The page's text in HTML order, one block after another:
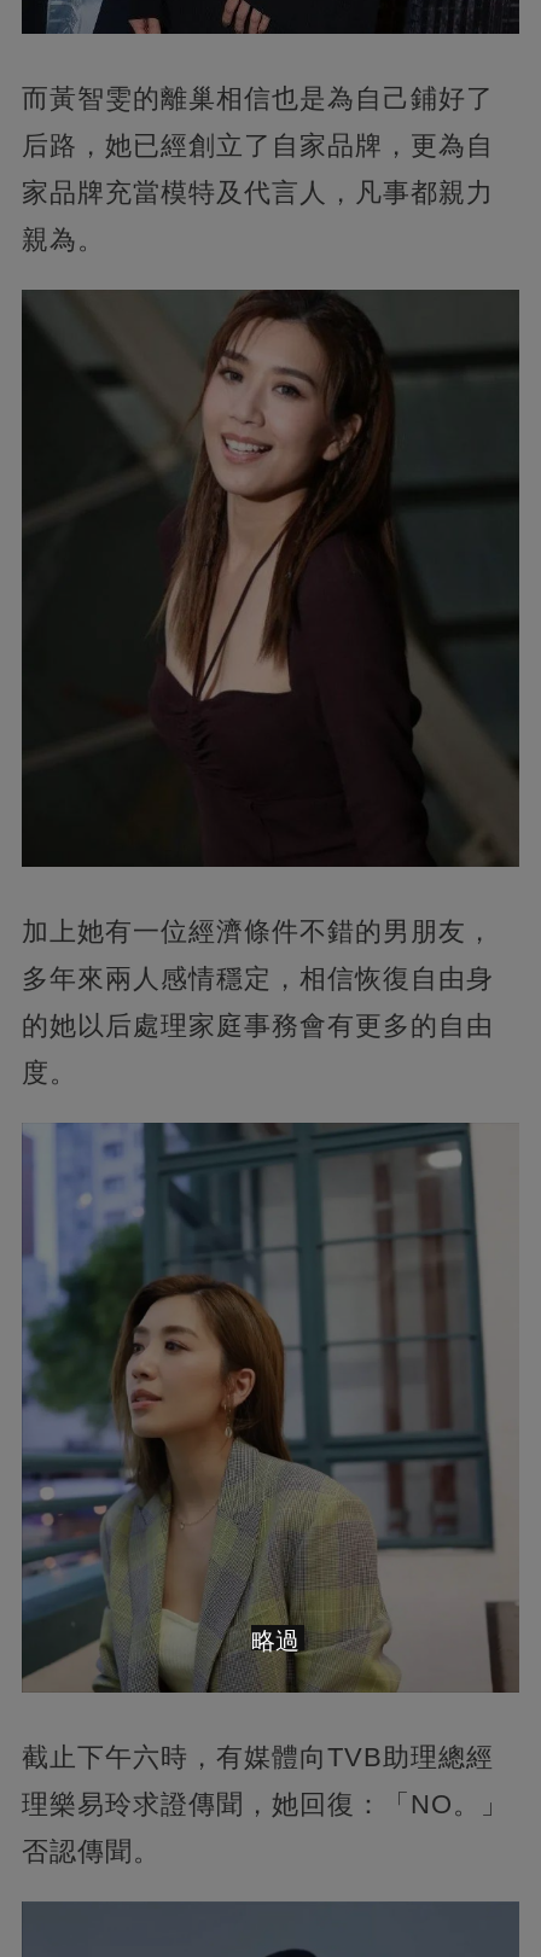
而黃智雯的離巢相信也是為自己鋪好了
后路，她已經創立了自家品牌，更為自
家品牌充當模特及代言人，凡事都親力
親為。
加上她有一位經濟條件不錯的男朋友，
多年來兩人感情穩定，相信恢復自由身
的她以后處理家庭事務會有更多的自由
度。
截止下午六時，有媒體向TVB助理總經
理樂易玲求證傳聞，她回復：「NO。」
否認傳聞。
略過